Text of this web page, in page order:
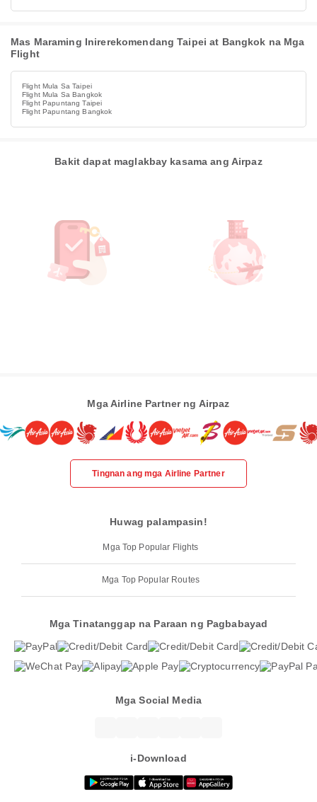
Mas Maraming Inirerekomendang Taipei at Bangkok na Mga
Flight
Flight Mula Sa Taipei
Flight Mula Sa Bangkok
Flight Papuntang Taipei
Flight Papuntang Bangkok
Bakit dapat maglakbay kasama ang Airpaz
Mga Airline Partner ng Airpaz
Tingnan ang mga Airline Partner
Huwag palampasin!
Mga Top Popular Flights
Mga Top Popular Routes
Mga Tinatanggap na Paraan ng Pagbabayad
Mga Social Media
i-Download